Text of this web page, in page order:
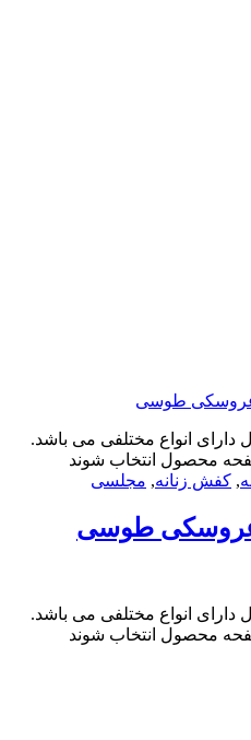
مختلفی می باشد.
انتخاب شوند
,مجلسی
طوسی
مختلفی می باشد.
انتخاب شوند